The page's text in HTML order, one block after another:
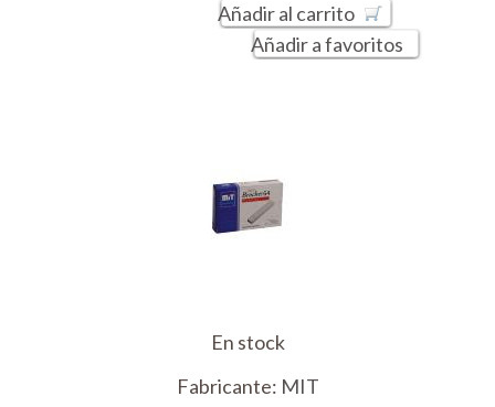
Añadir al carrito
Añadir a favoritos
En stock
Fabricante: MIT